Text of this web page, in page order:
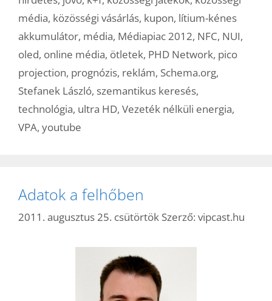
média, közösségi vásárlás, kupon, lítium-kénes
akkumulátor, média, Médiapiac 2012, NFC, NUI,
oled, online média, ötletek, PHD Network, pico
projection, prognózis, reklám, Schema.org,
Stefanek László, szemantikus keresés,
technológia, ultra HD, Vezeték nélküli energia,
VPA, youtube
Adatok a felhőben
2011. augusztus 25. csütörtök Szerző: vipcast.hu